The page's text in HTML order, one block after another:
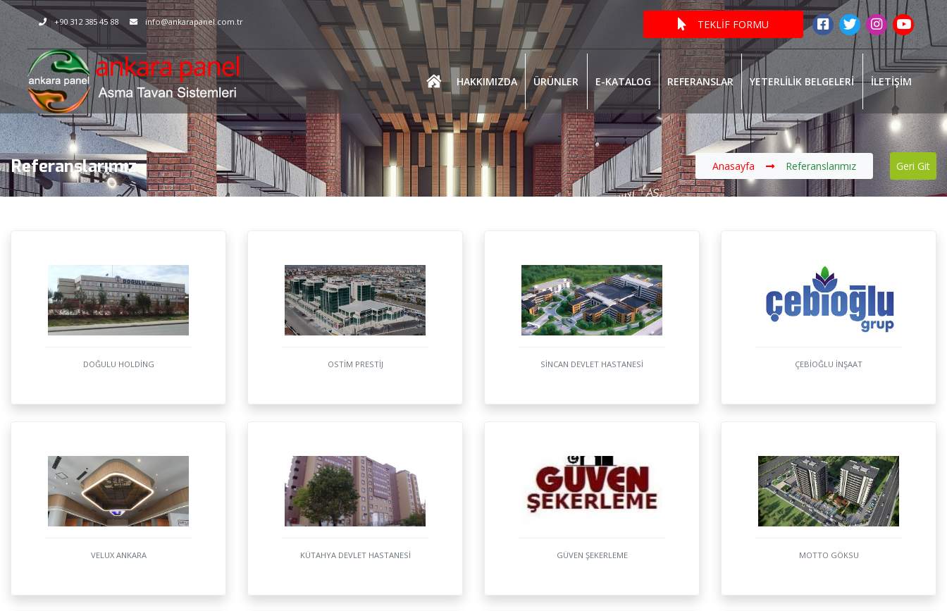
+90 312 385 45 88 info@ankarapanel.com.tr TEKLİF FORMU
HAKKIMIZDA ÜRÜNLER E-KATALOG REFERANSLAR YETERLİLİK BELGELERİ İLETİŞİM
Referanslarımız Anasayfa Referanslarımız Geri Git
DOĞULU HOLDİNG OSTİM PRESTİJ SİNCAN DEVLET HASTANESİ ÇEBİOĞLU İNŞAAT
VELUX ANKARA KÜTAHYA DEVLET HASTANESİ GÜVEN ŞEKERLEME MOTTO GÖKSU